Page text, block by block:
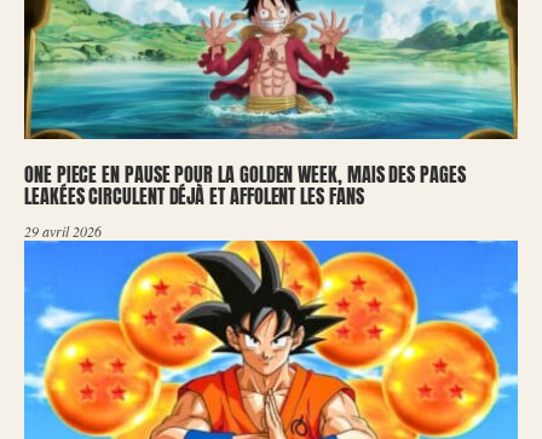
ONE PIECE EN PAUSE POUR LA GOLDEN WEEK, MAIS DES PAGES
LEAKÉES CIRCULENT DÉJÀ ET AFFOLENT LES FANS
29 avril 2026